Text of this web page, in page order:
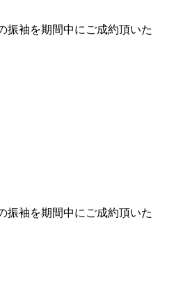
振袖を期間中にご成約頂いた
振袖を期間中にご成約頂いた